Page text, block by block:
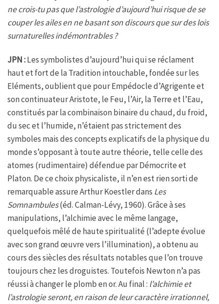
ne crois-tu pas que l’astrologie d’aujourd’hui risque de se
couper les ailes en ne basant son discours que sur des lois
surnaturelles indémontrables ?
JPN :Les symbolistes d’aujourd’hui qui se réclament
haut et fort de la Tradition intouchable, fondée sur les
Eléments, oublient que pour Empédocle d’Agrigente et
son continuateur Aristote, le Feu, l’Air, la Terre et l’Eau,
constitués par la combinaison binaire du chaud, du froid,
du sec et l’humide, n’étaient pas strictement des
symboles mais des concepts explicatifs de la physique du
monde s’opposant à toute autre théorie, telle celle des
atomes (rudimentaire) défendue par Démocrite et
Platon. De ce choix physicaliste, il n’en est rien sorti de
remarquable assure Arthur Koestler dans Les
Somnambules(éd. Calman-Lévy, 1960). Grâce à ses
manipulations, l’alchimie avec le même langage,
quelquefois mêlé de haute spiritualité (l’adepte évolue
avec son grand œuvre vers l’illumination), a obtenu au
cours des siècles des résultats notables que l’on trouve
toujours chez les droguistes. Toutefois Newton n’a pas
réussi à changer le plomb en or. Au final : l’alchimie et
l’astrologie seront, en raison de leur caractère irrationnel,